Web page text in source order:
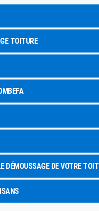
TOITURE
DÉMOUSSAGE DE VOTRE TOIT